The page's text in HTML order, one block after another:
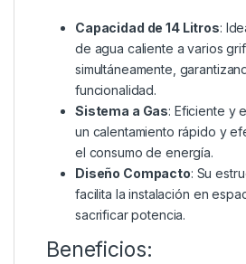
Capacidad de 14 Litros:
de agua caliente a varios
simultáneamente,
funcionalidad.
Sistema a Gas: Eficiente y
un calentamiento rápido y
el consumo de energía.
Diseño Compacto: Su
facilita la instalación en
sacrificar potencia.
Beneficios: